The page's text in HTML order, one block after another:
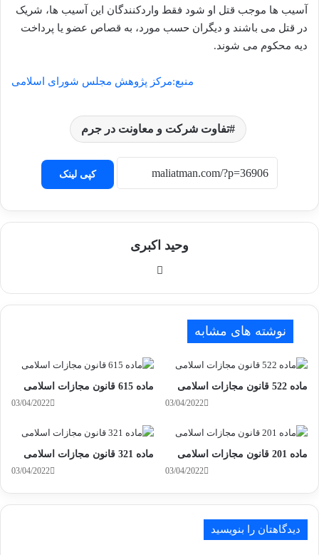
آسیب ها موجب قتل او شود فقط واردکنندگان این آسیب ها، شریک
در قتل می باشند و دیگران حسب مورد، به قصاص عضو یا پرداخت
دیه محکوم می شوند.
منبع:مرکز پژوهش مجلس شورای اسلامی
تفاوت شرکت و معاونت در جرم
کپی لینک
وحید اکبری
نوشته های مشابه
ماده 615 قانون مجازات اسلامی
03/04/2022
ماده 522 قانون مجازات اسلامی
03/04/2022
ماده 321 قانون مجازات اسلامی
03/04/2022
ماده 201 قانون مجازات اسلامی
03/04/2022
دیدگاهتان را بنویسید